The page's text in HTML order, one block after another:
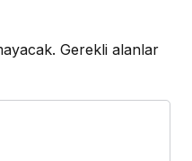
Gerekli alanlar